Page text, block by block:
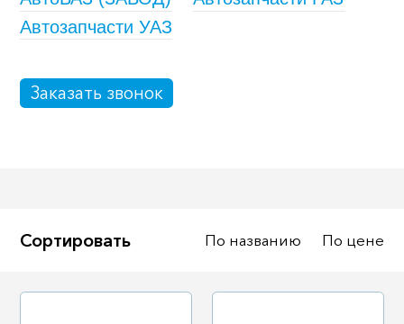
Крепеж колесный
Мототехника
Лодки и моторы
Автозапчасти УАЗ
Заказать звонок
Сортировать По названию По цене